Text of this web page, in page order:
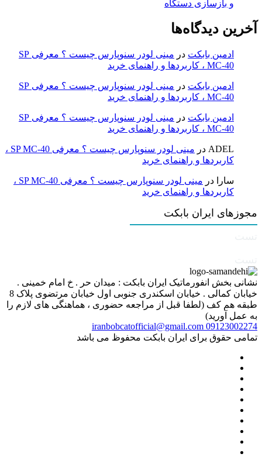
و بازسازی دستگاه
آخرین دیدگاه‌ها
ادمین بابکت در
مینی لودر سنوپارس چیست ؟ معرفی SP
MC-40 ، کاربردها و راهنمای خرید
ادمین بابکت در
مینی لودر سنوپارس چیست ؟ معرفی SP
MC-40 ، کاربردها و راهنمای خرید
ادمین بابکت در
مینی لودر سنوپارس چیست ؟ معرفی SP
MC-40 ، کاربردها و راهنمای خرید
ADEL در
مینی لودر سنوپارس چیست ؟ معرفی SP MC-40 ،
کاربردها و راهنمای خرید
سارا در
مینی لودر سنوپارس چیست ؟ معرفی SP MC-40 ،
کاربردها و راهنمای خرید
مجوزهای ایران بابکت
نشانی بخش انفورماتیک ایران بابکت : میدان حر . خ امام خمینی .
خیابان کمالی . خیابان اسکندری جنوبی اول خیابان مرتضوی پلاک 8
طبقه هم کف (لطفا قبل از مراجعه حضوری ، هماهنگی های لازم را
به عمل آورید)
09123002274
iranbobcatofficial@gmail.com
تمامی حقوق برای ایران بابکت محفوظ می باشد